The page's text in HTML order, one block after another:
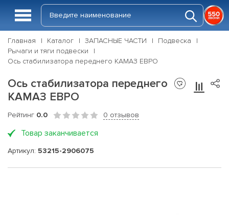
Главная Каталог ЗАПАСНЫЕ ЧАСТИ
Подвеска
Рычаги и тяги подвески
Ось стабилизатора переднего КАМАЗ ЕВРО
Ось стабилизатора переднего
КАМАЗ ЕВРО
Рейтинг 0.0 0 отзывов
Товар заканчивается
Артикул: 53215-2906075